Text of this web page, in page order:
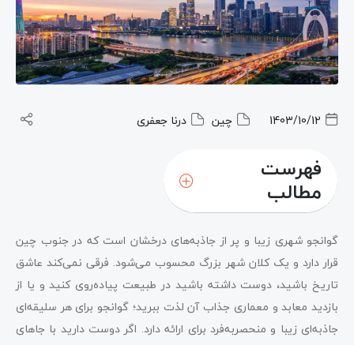
1403/10/12 چین درنا جعفری
فهرست
مطالب
گوانجو شهری زیبا و پر از جاذبه‌های درخشان است که در جنوب چین
قرار دارد و یک کلان شهر بزرگ محسوب می‌شود. فرقی نمی‌کند عاشق
تاریخ باشید، دوست داشته باشید در طبیعت پیاده‌روی کنید و یا از
بازدید معابد و معماری جذاب آن لذت ببرید؛ گوانجو برای هر سلیقه‌ای
جاذبه‌ای زیبا و منحصربه‌فرد برای ارائه دارد. اگر دوست دارید با جاهای